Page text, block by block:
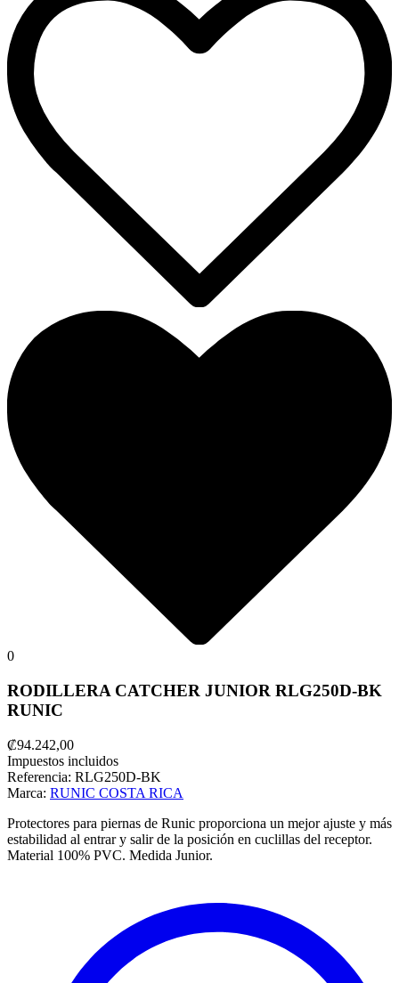
0
RODILLERA CATCHER JUNIOR RLG250D-BK
RUNIC
₡94.242,00
Impuestos incluidos
Referencia: RLG250D-BK
Marca: RUNIC COSTA RICA
Protectores para piernas de Runic proporciona un mejor ajuste y más
estabilidad al entrar y salir de la posición en cuclillas del receptor.
Material 100% PVC. Medida Junior.